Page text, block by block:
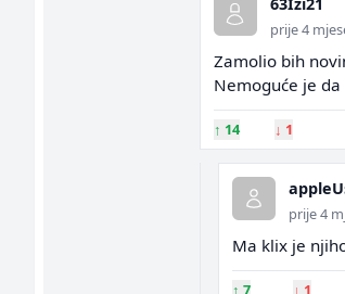
prije 4
Zamolio bih
Nemoguće je
↑ 14 ↓ 1
prije 4
Ma klix je
↑ 7 ↓ 1